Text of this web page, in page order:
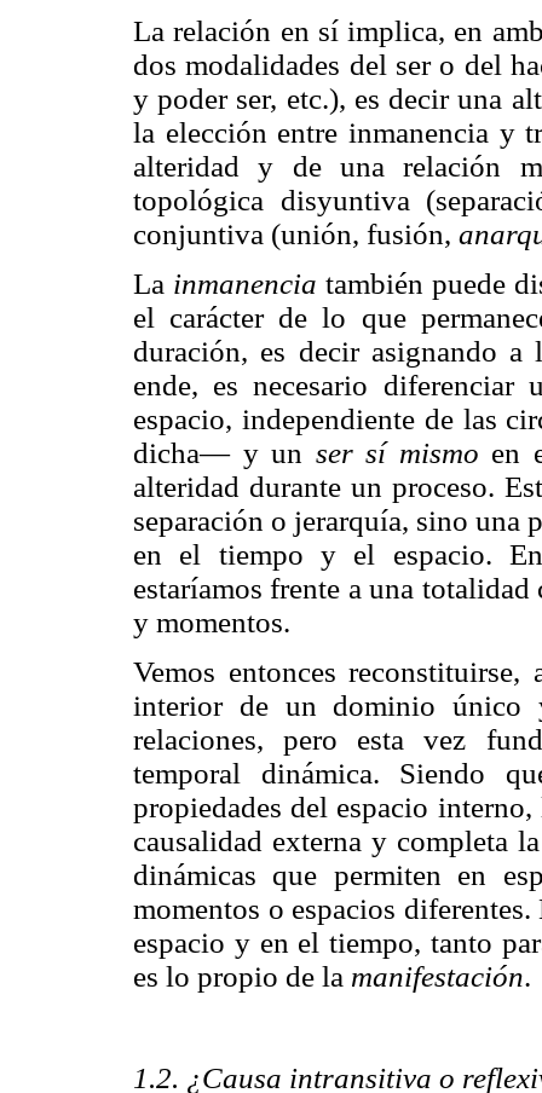
La relación en sí implica, en
dos modalidades del ser o del
y poder ser, etc.), es decir una
la elección entre inmanencia y
alteridad y de una relación
topológica disyuntiva
conjuntiva (unión, fusión,
La inmanencia también puede
el carácter de lo que
duración, es decir asignando
ende, es necesario diferenciar
espacio, independiente de las
dicha— y un ser sí mismo en
alteridad durante un proceso.
separación o jerarquía, sino una
en el tiempo y el espacio.
estaríamos frente a una
y momentos.
Vemos entonces
interior de un dominio único
relaciones, pero esta vez
temporal dinámica. Siendo
propiedades del espacio
causalidad externa y completa
dinámicas que permiten en
momentos o espacios
espacio y en el tiempo, tanto
es lo propio de la manifestación.
1.2. ¿Causa intransitiva o